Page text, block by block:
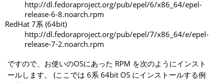
http://dl.fedoraproject.org/pub/epel/6/x86_64/epel-
release-6-8.noarch.rpm
RedHat 7系 (64bit)
http://dl.fedoraproject.org/pub/epel/7/x86_64/e/epel-
release-7-2.noarch.rpm
ですので、お使いのOSにあった RPM を次のようにインスト
ールします。 (ここでは 6系 64bit OS にインストールする例